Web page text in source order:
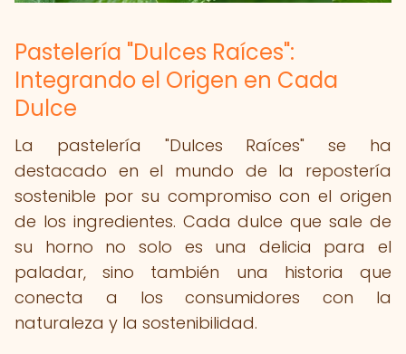
Pastelería "Dulces Raíces":
Integrando el Origen en Cada
Dulce
La pastelería "Dulces Raíces" se ha
destacado en el mundo de la repostería
sostenible por su compromiso con el origen
de los ingredientes. Cada dulce que sale de
su horno no solo es una delicia para el
paladar, sino también una historia que
conecta a los consumidores con la
naturaleza y la sostenibilidad.